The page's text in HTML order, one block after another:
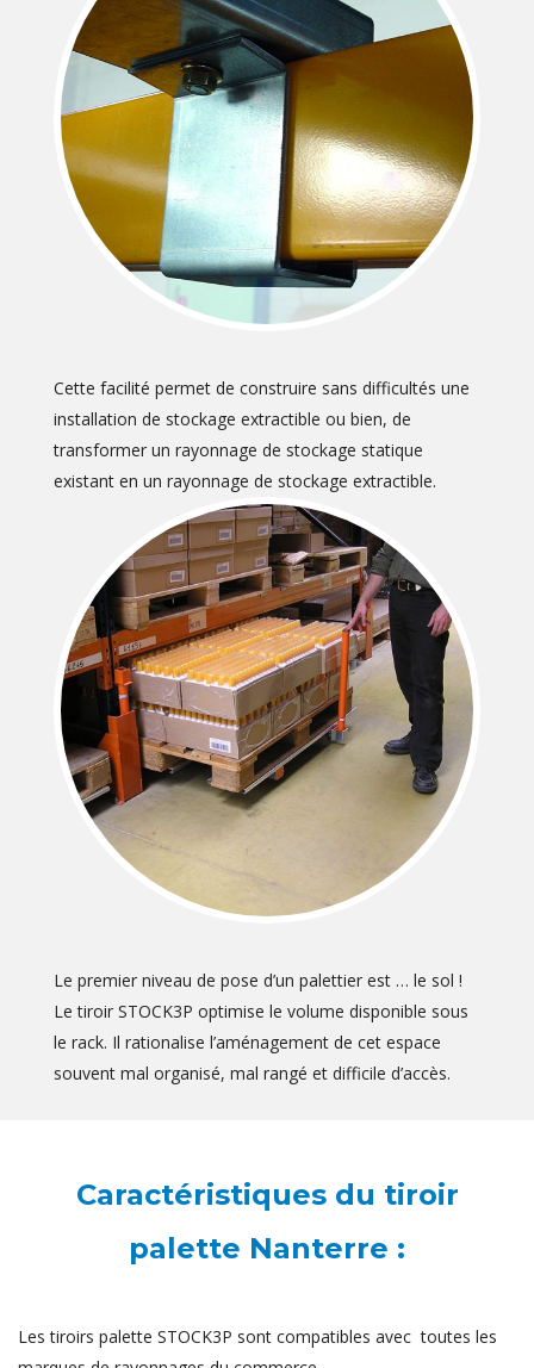
Cette facilité permet de construire sans difficultés une
installation de stockage extractible ou bien, de
transformer un rayonnage de stockage statique
existant en un rayonnage de stockage extractible.
Le premier niveau de pose d’un palettier est … le sol !
Le tiroir STOCK3P optimise le volume disponible sous
le rack. Il rationalise l’aménagement de cet espace
souvent mal organisé, mal rangé et difficile d’accès.
Caractéristiques du tiroir
palette Nanterre :
Les tiroirs palette STOCK3P sont compatibles avec toutes les